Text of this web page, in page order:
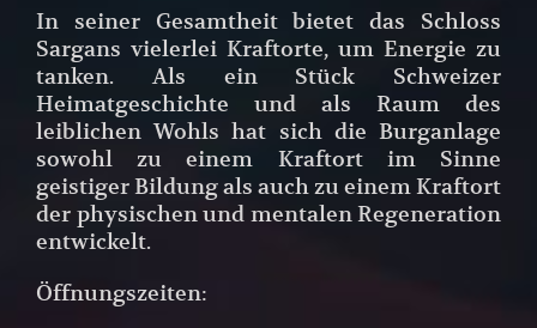
In seiner Gesamtheit bietet das Schloss
Sargans vielerlei Kraftorte, um Energie zu
tanken. Als ein Stück Schweizer
Heimatgeschichte und als Raum des
leiblichen Wohls hat sich die Burganlage
sowohl zu einem Kraftort im Sinne
geistiger Bildung als auch zu einem Kraftort
der physischen und mentalen Regeneration
entwickelt.
Öffnungszeiten: